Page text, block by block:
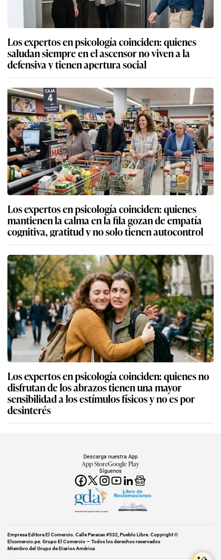
Los expertos en psicología coinciden: quienes
saludan siempre en el ascensor no viven a la
defensiva y tienen apertura social
Los expertos en psicología coinciden: quienes
mantienen la calma en la fila gozan de empatía
cognitiva, gratitud y no solo tienen autocontrol
Los expertos en psicología coinciden: quienes no
disfrutan de los abrazos tienen una mayor
sensibilidad a los estímulos físicos y no es por
desinterés
Síguenos
Descarga nuestra App
App StoreGoogle Play
Miembro del Grupo de Diarios América
Empresa Editora El Comercio. Calle Paracas #532, Pueblo Libre. Copyright ©
Elcomercio.pe. Grupo El Comercio — Todos los derechos reservados
Miembro del Grupo de Diarios América